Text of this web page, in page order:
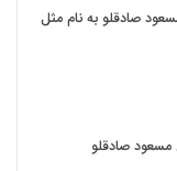
صادقلو به نام مثل
صادقلو